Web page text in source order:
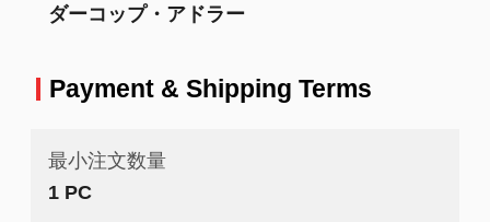
ダーコップ・アドラー
Payment & Shipping Terms
最小注文数量
1 PC